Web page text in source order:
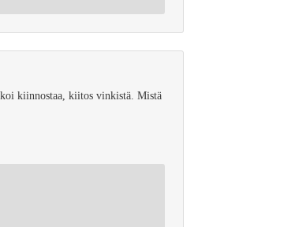
kiinnostaa, kiitos vinkistä. Mistä